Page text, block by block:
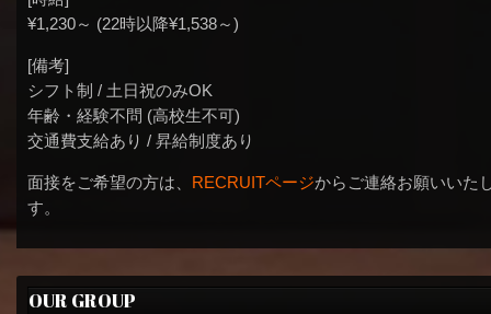
¥1,230～ (22時以降¥1,538～)
[備考]
シフト制 / 土日祝のみOK
年齢・経験不問 (高校生不可)
交通費支給あり / 昇給制度あり
面接をご希望の方は、 RECRUITページからご連絡お願いいた
す。
OUR GROUP